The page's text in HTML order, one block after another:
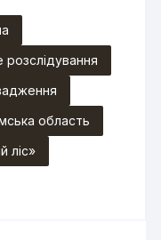
область
ліс»